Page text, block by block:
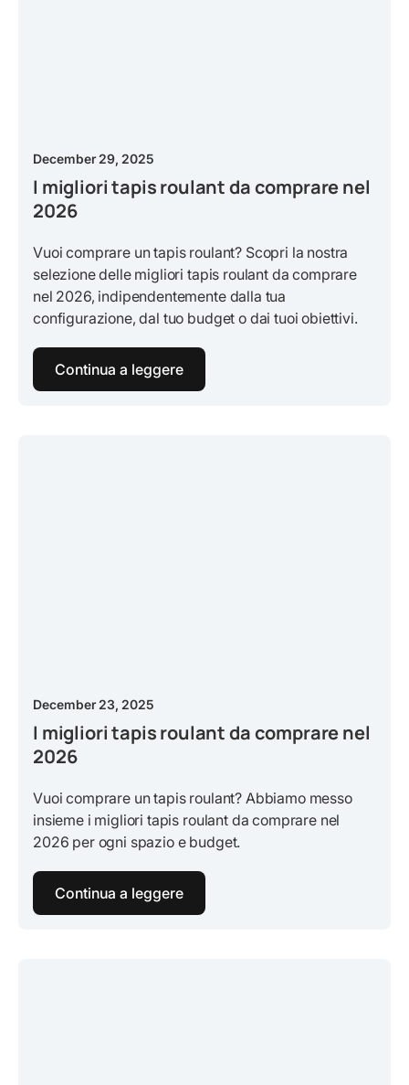
December 29, 2025
I migliori tapis roulant da comprare nel
2026
Vuoi comprare un tapis roulant? Scopri la nostra
selezione delle migliori tapis roulant da comprare
nel 2026, indipendentemente dalla tua
configurazione, dal tuo budget o dai tuoi obiettivi.
Continua a leggere
December 23, 2025
I migliori tapis roulant da comprare nel
2026
Vuoi comprare un tapis roulant? Abbiamo messo
insieme i migliori tapis roulant da comprare nel
2026 per ogni spazio e budget.
Continua a leggere